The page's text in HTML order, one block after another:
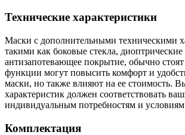
Технические характеристики
Маски с дополнительными техническими
такими как боковые стекла,
антизапотевающее покрытие, обычно
функции могут повысить комфорт и
маски, но также влияют на ее стоимость.
характеристик должен соответствовать
индивидуальным потребностям и
Комплектация